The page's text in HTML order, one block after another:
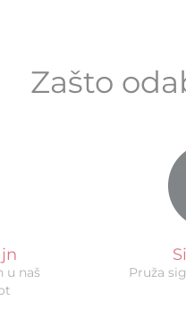
Zašto
u naš
Pruža